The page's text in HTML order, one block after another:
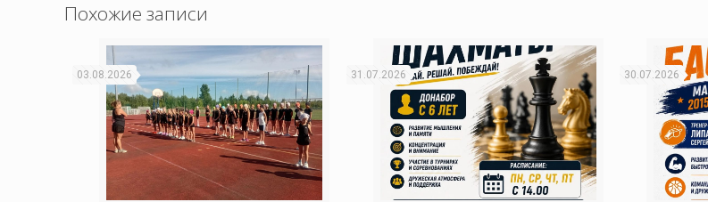
Похожие записи
03.08.2026 31.07.2026 30.07.2026